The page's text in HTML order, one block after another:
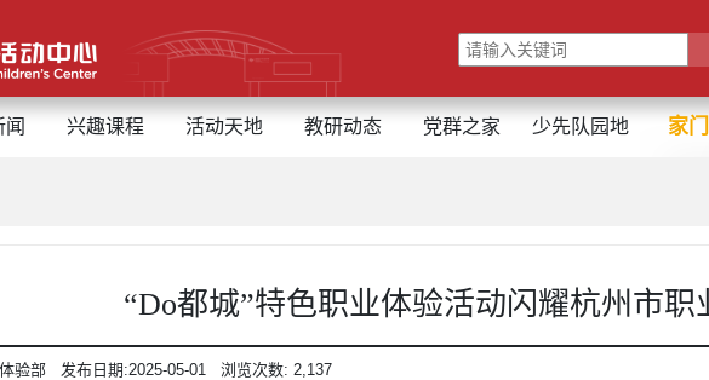
闻 兴趣课程 活动天地 教研动态 党群之家 少先队园地 家
“Do都城”特色职业体验活动闪耀杭州市职
体验部 发布日期:2025-05-01 浏览次数: 2,137